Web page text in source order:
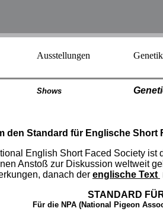
Ausstellungen Genetik
Shows
den Standard für Englische Short
English Short Faced Society
Anstoß zur Diskussion weltweit
danach der englische Text
STANDARD
Für die NPA (National Pigeon